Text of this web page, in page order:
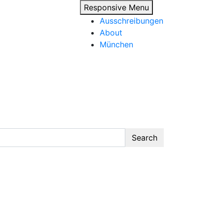
Responsive Menu
Ausschreibungen
About
München
Search